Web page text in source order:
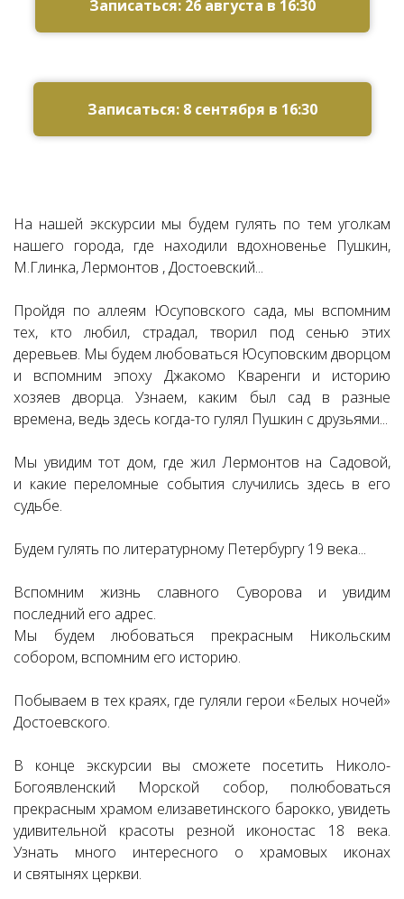
Записаться: 26 августа в 16:30
Записаться: 8 сентября в 16:30
На нашей экскурсии мы будем гулять по тем уголкам
нашего города, где находили вдохновенье Пушкин,
М.Глинка, Лермонтов , Достоевский...
Пройдя по аллеям Юсуповского сада, мы вспомним
тех, кто любил, страдал, творил под сенью этих
деревьев. Мы будем любоваться Юсуповским дворцом
и вспомним эпоху Джакомо Кваренги и историю
хозяев дворца. Узнаем, каким был сад в разные
времена, ведь здесь когда-то гулял Пушкин с друзьями...
Мы увидим тот дом, где жил Лермонтов на Садовой,
и какие переломные события случились здесь в его
судьбе.
Будем гулять по литературному Петербургу 19 века...
Вспомним жизнь славного Суворова и увидим
последний его адрес.
Мы будем любоваться прекрасным Никольским
собором, вспомним его историю.
Побываем в тех краях, где гуляли герои «Белых ночей»
Достоевского.
В конце экскурсии вы сможете посетить Николо-
Богоявленский Морской собор, полюбоваться
прекрасным храмом елизаветинского барокко, увидеть
удивительной красоты резной иконостас 18 века.
Узнать много интересного о храмовых иконах
и святынях церкви.